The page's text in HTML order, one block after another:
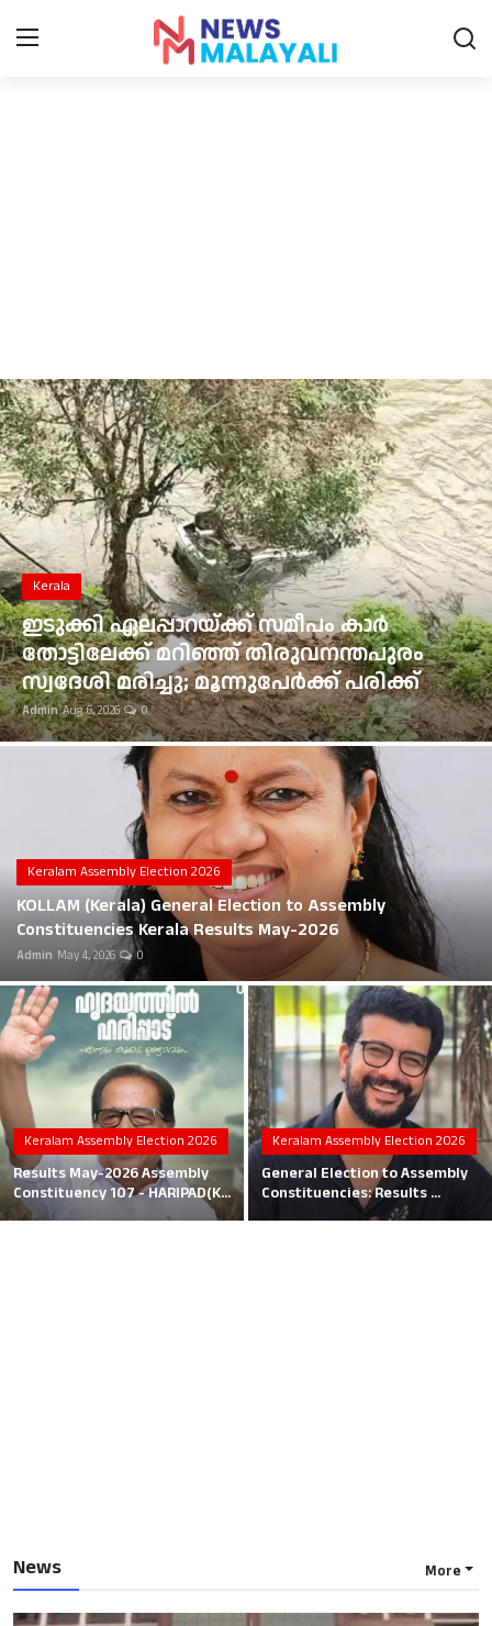
Entertainment
Sports
Food
Gulf News
Loksabha Election 2024
Technology
Health
Jobs Mall
Career
Education
Business
Local News
Earn Money
Tutorials
Malayalam
Kerala
ഇടുക്കി ഏലപ്പാറയ്ക്ക് സമീപം കാർ
തോട്ടിലേക്ക് മറിഞ്ഞ് തിരുവനന്തപുരം
സ്വദേശി മരിച്ചു; മൂന്നുപേർക്ക് പരിക്ക്
Admin Aug 6, 2026 0
Keralam Assembly Election 2026
KOLLAM (Kerala) General Election to Assembly
Constituencies Kerala Results May-2026
Admin May 4, 2026 0
Keralam Assembly Election 2026
Results May-2026 Assembly
Constituency 107 - HARIPAD(K...
Keralam Assembly Election 2026
General Election to Assembly
Constituencies: Results ...
News More